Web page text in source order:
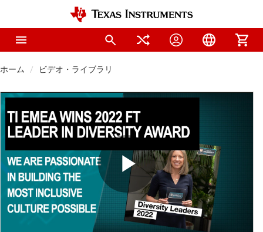
ホーム ビデオ・ライブラリ
Play